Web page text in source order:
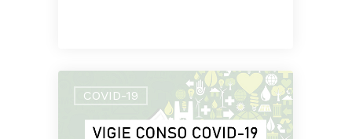
COVID-19